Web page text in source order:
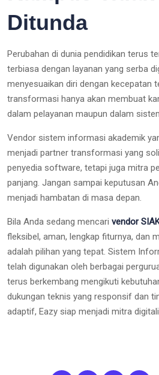
Ditunda
Perubahan di dunia pendidikan terus
terbiasa dengan layanan yang serba
menyesuaikan diri dengan kecepatan
transformasi hanya akan membuat
dalam pelayanan maupun dalam
Vendor sistem informasi akademik
menjadi partner transformasi yang
penyedia software, tetapi juga mitra
panjang. Jangan sampai keputusan
menjadi hambatan di masa depan.
Bila Anda sedang mencari vendor
fleksibel, aman, lengkap fiturnya, dan
adalah pilihan yang tepat. Sistem
telah digunakan oleh berbagai
terus berkembang mengikuti
dukungan teknis yang responsif dan
adaptif, Eazy siap menjadi mitra